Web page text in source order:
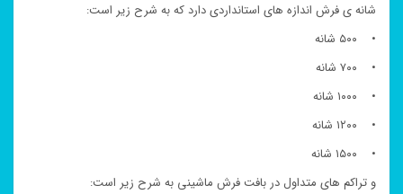
شانه ی فرش اندازه های استانداردی دارد که به شرح زیر است:
• ۵۰۰ شانه
• ۷۰۰ شانه
• ۱۰۰۰ شانه
• ۱۲۰۰ شانه
• ۱۵۰۰ شانه
و تراکم های متداول در بافت فرش ماشینی به شرح زیر است: